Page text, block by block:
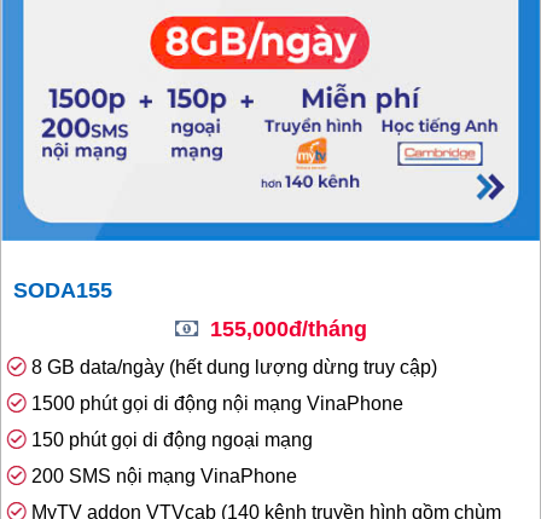
SODA155
155,000đ/tháng
8 GB data/ngày (hết dung lượng dừng truy cập)
1500 phút gọi di động nội mạng VinaPhone
150 phút gọi di động ngoại mạng
200 SMS nội mạng VinaPhone
MyTV addon VTVcab (140 kênh truyền hình gồm chùm